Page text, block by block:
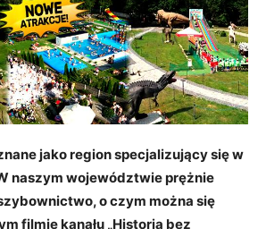
jako region specjalizujący się w
naszym województwie prężnie
o czym można się
filmie kanału „Historia bez